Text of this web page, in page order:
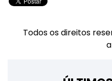
Todos os direitos